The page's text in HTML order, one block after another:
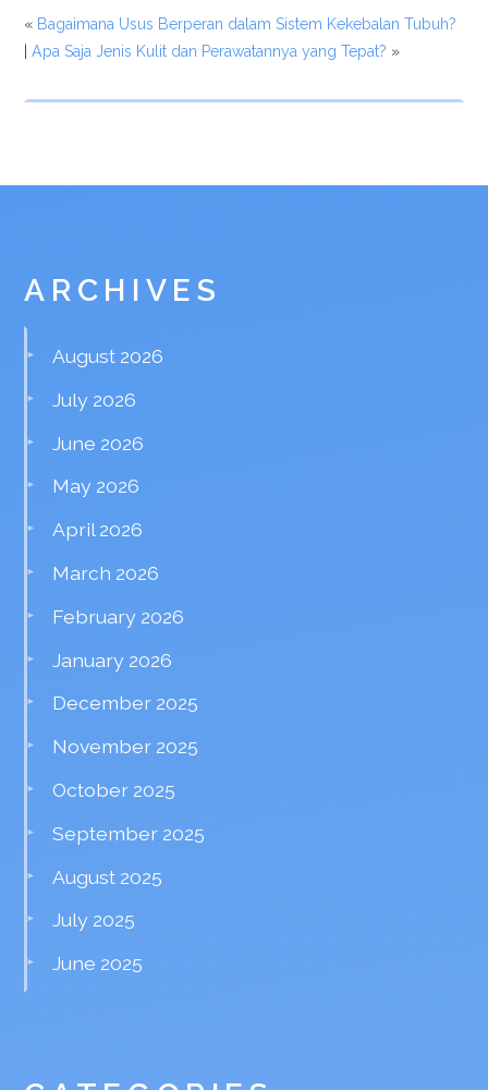
« Bagaimana Usus Berperan dalam Sistem Kekebalan Tubuh?
|Apa Saja Jenis Kulit dan Perawatannya yang Tepat? »
ARCHIVES
August 2026
July 2026
June 2026
May 2026
April 2026
March 2026
February 2026
January 2026
December 2025
November 2025
October 2025
September 2025
August 2025
July 2025
June 2025